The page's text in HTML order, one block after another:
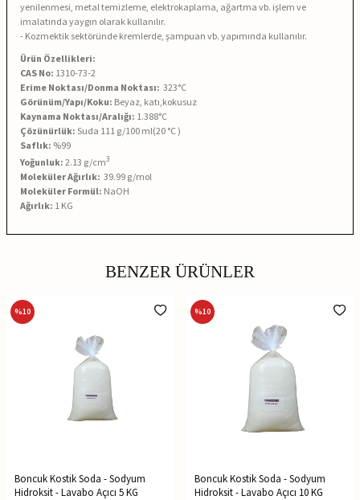
yenilenmesi, metal temizleme, elektrokaplama, ağartma vb. işlem ve
imalatında yaygın olarak kullanılır.
- Kozmektik sektöründe kremlerde, şampuan vb. yapımında kullanılır.
Ürün Özellikleri:
CAS No: 1310-73-2
Erime Noktası/Donma Noktası: 323°C
Görünüm/Yapı/Koku: Beyaz, katı,kokusuz
Kaynama Noktası/Aralığı: 1.388°C
Çözünürlük: Suda 111 g/100 ml(20 °C )
Saflık: %99
Yoğunluk: 2.13 g/cm3
Moleküler Ağırlık: 39.99 g/mol
Moleküler Formül: NaOH
Ağırlık: 1 KG
BENZER ÜRÜNLER
%10
Boncuk Kostik Soda - Sodyum
Hidroksit - Lavabo Açıcı 5 KG
%10
Boncuk Kostik Soda - Sodyum
Hidroksit - Lavabo Açıcı 10 KG